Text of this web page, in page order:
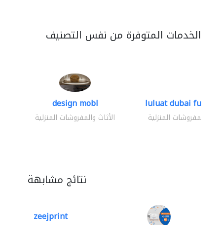
الخدمات المتوفرة من نفس التصنيف
design mobl
الأثاث والمفروشات المنزلية
luluat dubai
والمفروشات المنزلية
نتائج مشابهة
zeejprint